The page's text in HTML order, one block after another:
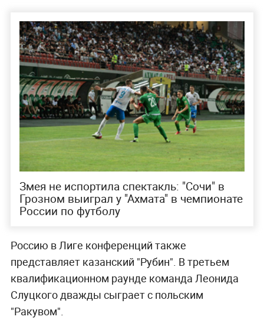
Змея не испортила спектакль: "Сочи" в
Грозном выиграл у "Ахмата" в чемпионате
России по футболу
Россию в Лиге конференций также
представляет казанский "Рубин". В третьем
квалификационном раунде команда Леонида
Слуцкого дважды сыграет с польским
"Ракувом".